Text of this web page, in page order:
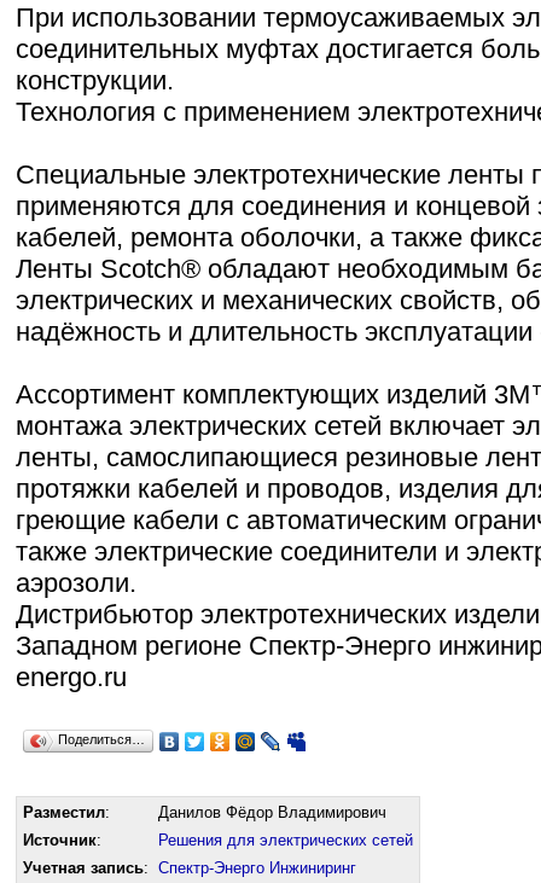
При использовании термоусаживаемых
соединительных муфтах достигается
конструкции.
Технология с применением
Специальные электротехнические ленты
применяются для соединения и концевой
кабелей, ремонта оболочки, а также
Ленты Scotch® обладают необходимым
электрических и механических свойств,
надёжность и длительность
Ассортимент комплектующих изделий
монтажа электрических сетей включает
ленты, самослипающиеся резиновые
протяжки кабелей и проводов, изделия
греющие кабели с автоматическим
также электрические соединители и
аэрозоли.
Дистрибьютор электротехнических
Западном регионе Спектр-Энерго
energo.ru
Поделиться…
Разместил:
Данилов Фёдор Владимирович
Источник:
Решения для электрических сетей
Учетная запись: Cпектр-Энерго Инжиниринг